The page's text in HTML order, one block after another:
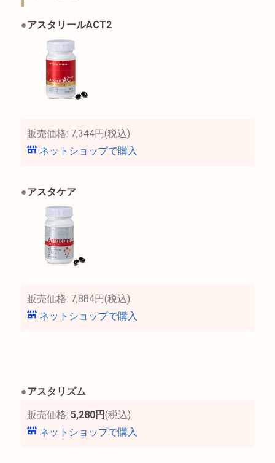
●アスタリールACT2
販売価格: 7,344円(税込)
ネットショップで購入
●アスタケア
販売価格: 7,884円(税込)
ネットショップで購入
●アスタリズム
販売価格: 5,280円(税込)
ネットショップで購入